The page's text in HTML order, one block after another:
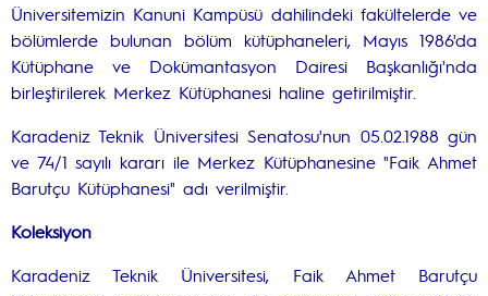
Üniversitemizin Kanuni Kampüsü dahilindeki fakültelerde ve
bölümlerde bulunan bölüm kütüphaneleri, Mayıs 1986'da
Kütüphane ve Dokümantasyon Dairesi Başkanlığı'nda
birleştirilerek Merkez Kütüphanesi haline getirilmiştir.
Karadeniz Teknik Üniversitesi Senatosu'nun 05.02.1988 gün
ve 74/1 sayılı kararı ile Merkez Kütüphanesine "Faik Ahmet
Barutçu Kütüphanesi" adı verilmiştir.
Koleksiyon
Karadeniz Teknik Üniversitesi, Faik Ahmet Barutçu